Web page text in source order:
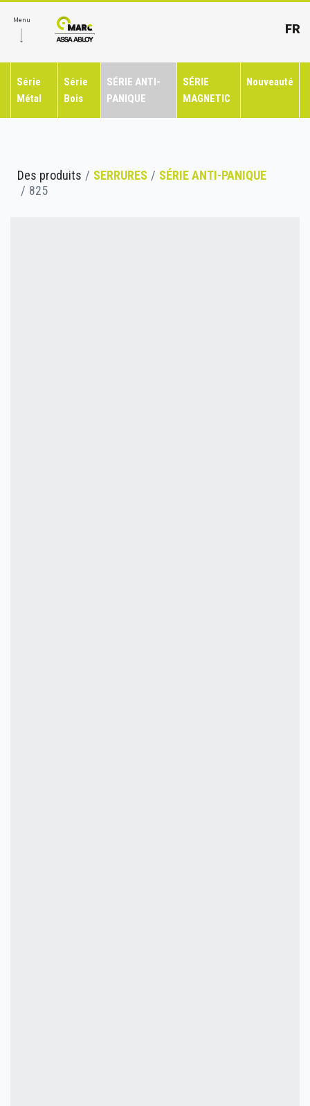
Menu
FR
Série
Métal
Série
Bois
SÉRIE ANTI-
PANIQUE
SÉRIE
MAGNETIC
Nouveauté
Des produits SERRURES
SÉRIE ANTI-PANIQUE
825